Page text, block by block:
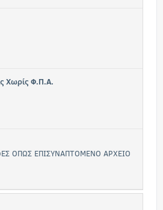
Χωρίς Φ.Π.Α.
ΟΠΩΣ ΕΠΙΣΥΝΑΠΤΟΜΕΝΟ ΑΡΧΕΙΟ